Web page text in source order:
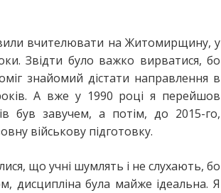
вчителювати на Житомирщину, у
Звідти було важко вирватися, бо
знайомий дістати направлення в
А вже у 1990 році я перейшов
був завучем, а потім, до 2015-го,
військову підготовку.
що учні шумлять і не слухають, бо
дисципліна була майже ідеальна. Я